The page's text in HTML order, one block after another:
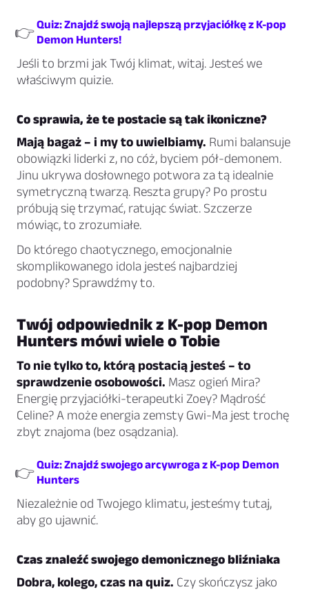
👉 Quiz: Znajdź swoją najlepszą przyjaciółkę z K-pop
Demon Hunters!
Jeśli to brzmi jak Twój klimat, witaj. Jesteś we
właściwym quizie.
Co sprawia, że te postacie są tak ikoniczne?
Mają bagaż – i my to uwielbiamy. Rumi balansuje
obowiązki liderki z, no cóż, byciem pół-demonem.
Jinu ukrywa dosłownego potwora za tą idealnie
symetryczną twarzą. Reszta grupy? Po prostu
próbują się trzymać, ratując świat. Szczerze
mówiąc, to zrozumiałe.
Do którego chaotycznego, emocjonalnie
skomplikowanego idola jesteś najbardziej
podobny? Sprawdźmy to.
Twój odpowiednik z K-pop Demon
Hunters mówiwieleo Tobie
To nie tylko to, którą postacią jesteś – to
sprawdzenie osobowości. Masz ogień Mira?
Energię przyjaciółki-terapeutki Zoey? Mądrość
Celine? A może energia zemsty Gwi-Ma jest trochę
zbyt znajoma (bez osądzania).
👉 Quiz: Znajdź swojego arcywroga z K-pop Demon
Hunters
Niezależnie od Twojego klimatu, jesteśmy tutaj,
aby go ujawnić.
Czas znaleźć swojego demonicznego bliźniaka
Dobra, kolego, czas na quiz. Czy skończysz jako